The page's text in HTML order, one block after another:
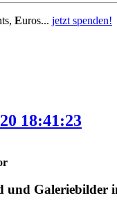
Euros... jetzt spenden!
18:41:23
und Galeriebilder